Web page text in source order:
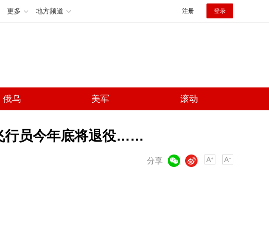
更多 地方频道 注册 登录
俄乌 美军 滚动
行员今年底将退役……
分享
微博